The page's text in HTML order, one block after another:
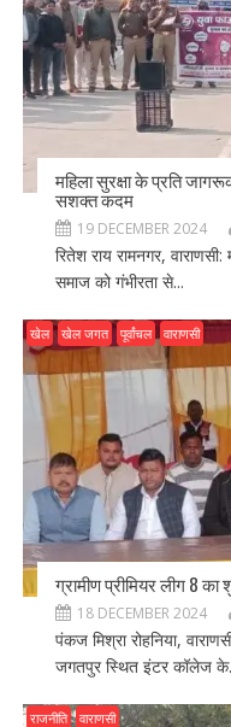
महिला सुरक्षा के प्रति
सशक्त कदम
19 DECEMBER 2024
रितेश राय रामनगर, वाराणसी:
समाज को गंभीरता से...
खेल खेल जगत पूर्वांचल वाराणसी
ग्रामीण प्रीमियर लीग 8 का
18 DECEMBER 2024
पंकज मिश्रा रोहनिया,
जगतपुर स्थित इंटर कॉलेज
राजनीति वाराणसी